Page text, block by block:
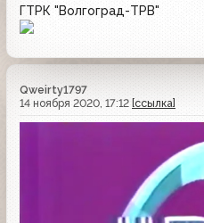
ГТРК "Волгоград-ТРВ"
Qweirty1797
14 ноября 2020, 17:12 [ссылка]